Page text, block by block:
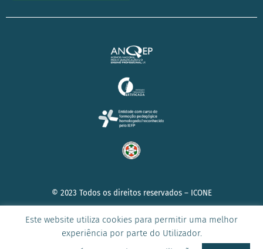
© 2023 Todos os direitos reservados – ICONE
TERMOS E
Este website utiliza cookies para permitir uma melhor
experiência por parte do Utilizador.